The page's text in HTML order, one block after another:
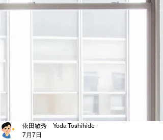
依田敏秀 Yoda Toshihide
7月7日